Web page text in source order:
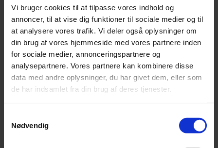
Vi bruger cookies til at tilpasse vores indhold og
annoncer, til at vise dig funktioner til sociale medier og til
at analysere vores trafik. Vi deler også oplysninger om
din brug af vores hjemmeside med vores partnere inden
for sociale medier, annonceringspartnere og
analysepartnere. Vores partnere kan kombinere disse
data med andre oplysninger, du har givet dem, eller som
de har indsamlet fra din brug af deres tjenester.
Nødvendig
disse områder:
Faste driftssteder og filialer
Skattemæssige afskrivninger
Strukturering af virksomheder
Aktie- og anpartsselskaber m.fl.
Leasing, herunder finansiel
leasing
Faste driftssteder og filialer
Skattemæssige afskrivninger